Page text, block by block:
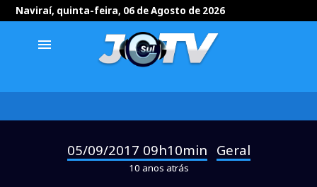
Naviraí, quinta-feira, 06 de Agosto de 2026
menu
05/09/2017 09h10min Geral
10 anos atrás